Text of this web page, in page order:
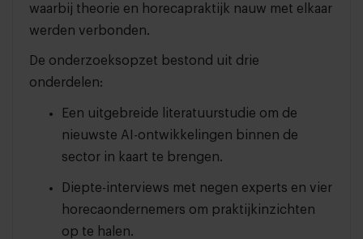
waarbij theorie en horecapraktijk nauw met elkaar
werden verbonden.
De onderzoeksopzet bestond uit drie
onderdelen:
Een uitgebreide literatuurstudie om de
nieuwste AI-ontwikkelingen binnen de
sector in kaart te brengen.
Diepte-interviews met negen experts en vier
horecaondernemers om praktijkinzichten
op te halen.